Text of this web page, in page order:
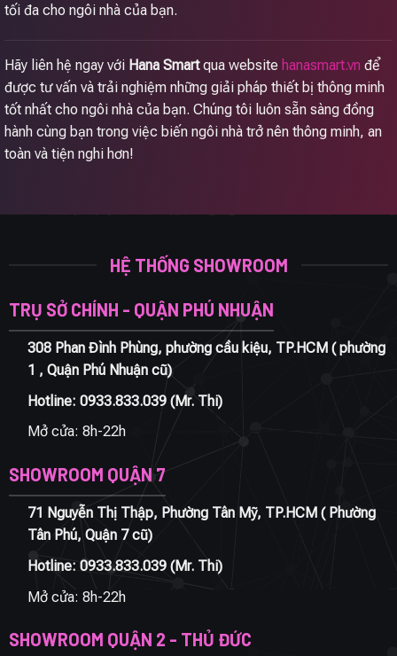
tối đa cho ngôi nhà của bạn.
Hãy liên hệ ngay với Hana Smartqua website hanasmart.vn để
được tư vấn và trải nghiệm những giải pháp thiết bị thông minh
tốt nhất cho ngôi nhà của bạn. Chúng tôi luôn sẵn sàng đồng
hành cùng bạn trong việc biến ngôi nhà trở nên thông minh, an
toàn và tiện nghi hơn!
HỆ THỐNG SHOWROOM
TRỤ SỞ CHÍNH - QUẬN PHÚ NHUẬN
308 Phan Đình Phùng, phường cầu kiệu, TP.HCM ( phường
1 , Quận Phú Nhuận cũ)
Hotline: 0933.833.039(Mr. Thi)
Mở cửa: 8h-22h
SHOWROOM QUẬN 7
71 Nguyễn Thị Thập, Phường Tân Mỹ, TP.HCM ( Phường
Tân Phú, Quận 7 cũ)
Hotline: 0933.833.039(Mr. Thi)
Mở cửa: 8h-22h
SHOWROOM QUẬN 2 - THỦ ĐỨC